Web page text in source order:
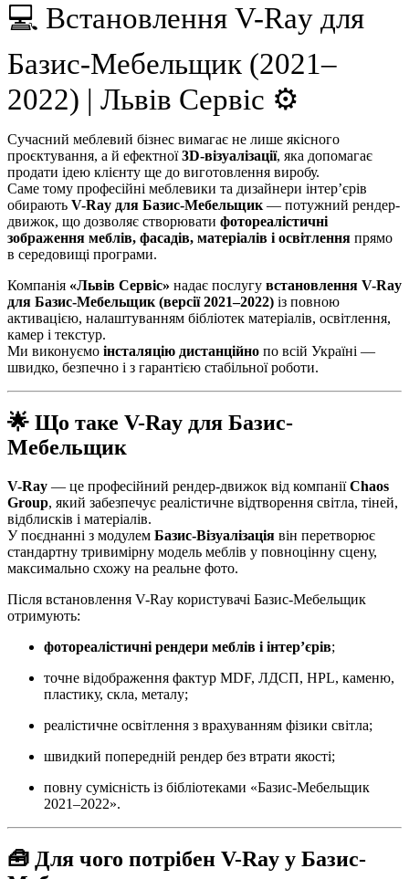
💻 Встановлення V-Ray для
Базис-Мебельщик (2021–
2022) | Львів Сервіс ⚙️
Сучасний меблевий бізнес вимагає не лише якісного
проєктування, а й ефектної3D-візуалізації, яка допомагає
продати ідею клієнту ще до виготовлення виробу.
Саме тому професійні меблевики та дизайнери інтер’єрів
обирають V-Ray для Базис-Мебельщик — потужний рендер-
движок, що дозволяє створювати фотореалістичні
зображення меблів, фасадів, матеріалів і освітлення прямо
в середовищі програми.
Компанія «Львів Сервіс» надає послугу встановлення V-Ray
для Базис-Мебельщик (версії 2021–2022) із повною
активацією, налаштуванням бібліотек матеріалів, освітлення,
камер і текстур.
Ми виконуємо інсталяцію дистанційно по всій Україні —
швидко, безпечно і з гарантією стабільної роботи.
🌟 Що таке V-Ray для Базис-
Мебельщик
V-Ray — це професійний рендер-движок від компаніїChaos
Group, який забезпечує реалістичне відтворення світла, тіней,
відблисків і матеріалів.
У поєднанні з модулем Базис-Візуалізація він перетворює
стандартну тривимірну модель меблів у повноцінну сцену,
максимально схожу на реальне фото.
Після встановлення V-Ray користувачі Базис-Мебельщик
отримують:
фотореалістичні рендери меблів і інтер’єрів;
точне відображення фактур MDF, ЛДСП, HPL, каменю,
пластику, скла, металу;
реалістичне освітлення з врахуванням фізики світла;
швидкий попередній рендер без втрати якості;
повну сумісність із бібліотеками «Базис-Мебельщик
2021–2022».
🧰 Для чого потрібен V-Ray у Базис-